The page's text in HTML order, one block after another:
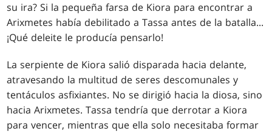
su ira? Si la pequeña farsa de Kiora para encontrar a
Arixmetes había debilitado a Tassa antes de la batalla...
¡Qué deleite le producía pensarlo!
La serpiente de Kiora salió disparada hacia delante,
atravesando la multitud de seres descomunales y
tentáculos asfixiantes. No se dirigió hacia la diosa, sino
hacia Arixmetes. Tassa tendría que derrotar a Kiora
para vencer, mientras que ella solo necesitaba formar